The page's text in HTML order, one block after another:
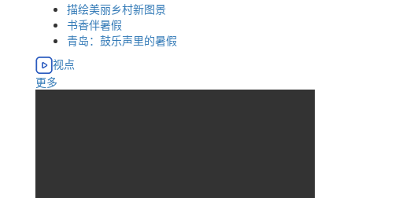
描绘美丽乡村新图景
书香伴暑假
青岛：鼓乐声里的暑假
视点
更多